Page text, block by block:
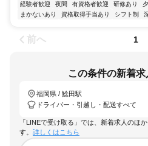
経験者歓迎
夜間 有資格者歓迎 研修あり
まかないあり
資格取得手当あり シフト制
前へ 1
この条件の新着
福岡県 / 鯰田駅
ドライバー・引越し・配送すべて
「LINEで受け取る」では、新着求人のほ
す。 詳しくはこちら